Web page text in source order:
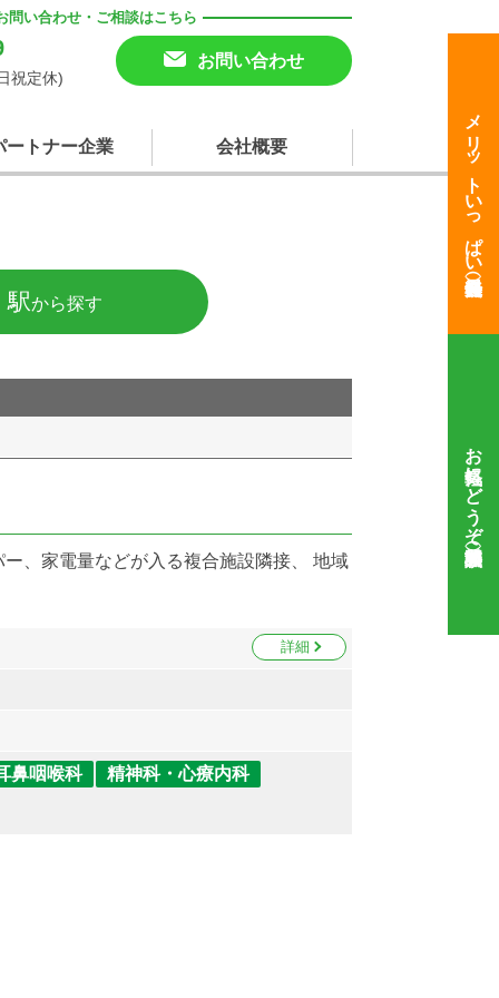
問い合わせ・ご相談はこちら
祝定休)
お問い合わせ
ートナー企業 会社概要
駅から探す
、家電量などが入る複合施設隣接、 地域
詳細
鼻咽喉科 精神科・心療内科
メリットいっぱい
お気軽にどうぞ